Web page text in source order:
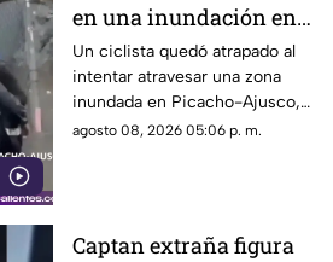
en una inundación en
Picacho-Ajusco
Un ciclista quedó atrapado al
intentar atravesar una zona
inundada en Picacho-Ajusco,
Tlalpan. Elementos de la SSC
agosto 08, 2026 05:06 p. m.
Captan extraña figura